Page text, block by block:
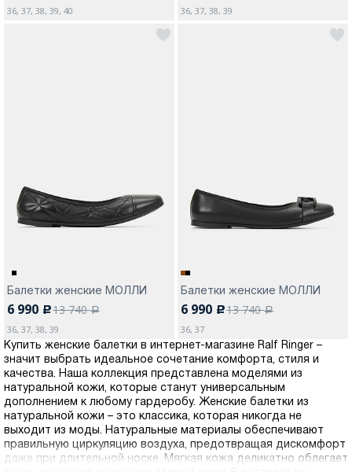
36, 37, 38, 39, 40
36, 37, 38, 39
Балетки женские МОЛЛИ
6 990 c13 740a
36, 37, 38, 39
Балетки женские МОЛЛИ
6 990 c13 740a
36, 37
Купить женские балетки в интернет-магазине Ralf Ringer –
значит выбрать идеальное сочетание комфорта, стиля и
качества. Наша коллекция представлена моделями из
натуральной кожи, которые станут универсальным
дополнением к любому гардеробу. Женские балетки из
натуральной кожи – это классика, которая никогда не
выходит из моды. Натуральные материалы обеспечивают
правильную циркуляцию воздуха, предотвращая дискомфорт
даже при длительной носке. Мягкая кожа деликатно облегает